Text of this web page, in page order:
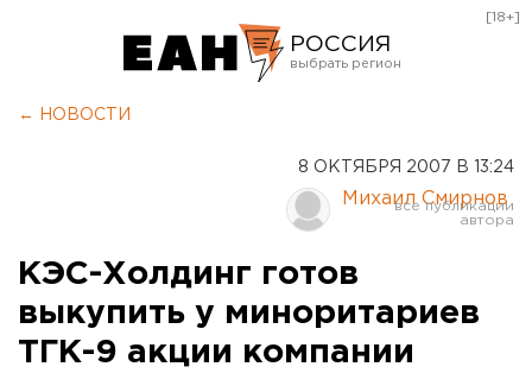
РОССИЯ
Курган
Оренбург
[18+]
← НОВОСТИ
8 ОКТЯБРЯ 2007 В 13:24
Михаил Смирнов
КЭС-Холдинг готов
выкупить у миноритариев
ТГК-9 акции компании